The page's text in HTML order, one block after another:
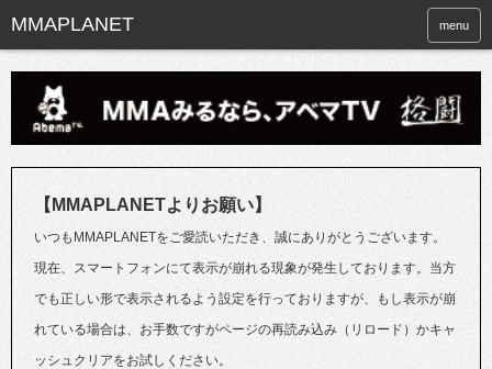
menu
【MMAPLANETよりお願い】
いつもMMAPLANETをご愛読いただき、誠にありがとうございます。
現在、スマートフォンにて表示が崩れる現象が発生しております。当方
でも正しい形で表示されるよう設定を行っておりますが、もし表示が崩
れている場合は、お手数ですがページの再読み込み（リロード）かキャ
ッシュクリアをお試しください。